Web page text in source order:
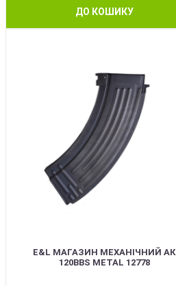
ДО КОШИКУ
E&L МАГАЗИН МЕХАНІЧНИЙ АК
120BBS METAL 12778